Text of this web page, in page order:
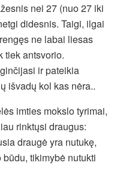
nei 27 (nuo 27 iki
didesnis. Taigi, ilgai
ne labai liesas
tiek antsvorio.
ir pateikia
išvadų kol kas nėra..
imties mokslo tyrimai,
rinktųsi draugus:
draugė yra nutukę,
būdu, tikimybė nutukti